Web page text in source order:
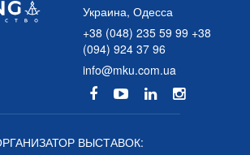
Украина, Одесса
+38 (048) 235 59 99 +38
(094) 924 37 96
info@mku.com.ua
ВЫСТАВОК: